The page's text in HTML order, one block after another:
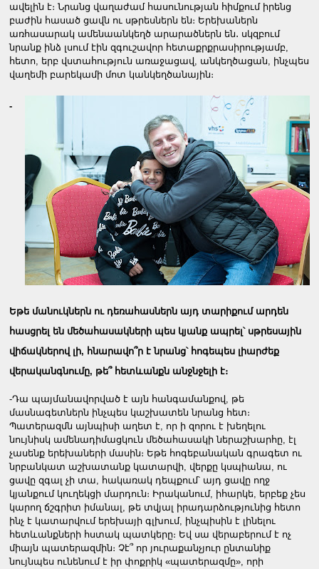
ավելին է։ Նրանց վաղաժամ հասունության հիմքում իրենց
բաժին հասած ցավն ու սթրեսներն են։ Երեխաներն
առհասարակ ամենաանկեղծ արարածներն են․ սկզբում
նրանք ինձ լսում էին զգուշավոր հետաքրքրասիրությամբ,
հետո, երբ վստահություն առաջացավ, անկեղծացան, ինչպես
վաղեմի բարեկամի մոտ կանկեղծանային։
-
Եթե մանուկներն ու դեռահասներն այդ տարիքում արդեն
հասցրել են մեծահասակների պես կյանք ապրել՝ սթրեսային
վիճակներով լի, հնարավո՞ր է նրանց՝ հոգեպես լիարժեք
վերականգնումը, թե՞ հետևանքն անջնջելի է։
-Դա պայմանավորված է այն հանգամանքով, թե
մասնագետներն ինչպես կաշխատեն նրանց հետ։
Պատերազմն այնպիսի աղետ է, որ ի զորու է խեղելու
նույնիսկ ամենադիմացկուն մեծահասակի ներաշխարհը, էլ
չասենք երեխաների մասին։ Եթե հոգեբանական գրագետ ու
նրբանկատ աշխատանք կատարվի, վերքը կսպիանա, ու
ցավը զգալ չի տա, հակառակ դեպքում՝ այդ ցավը ողջ
կյանքում կուղեկցի մարդուն։ Իրականում, իհարկե, երբեք չես
կարող ճշգրիտ իմանալ, թե տվյալ իրադարձությունից հետո
ինչ է կատարվում երեխայի գլխում, ինչպիսին է լինելու
հետևանքների հստակ պատկերը։ Եվ սա վերաբերում է ոչ
միայն պատերազմին։ Չէ՞ որ յուրաքանչյուր ընտանիք
նույնպես ունենում է իր փոքրիկ «պատերազմը», որի